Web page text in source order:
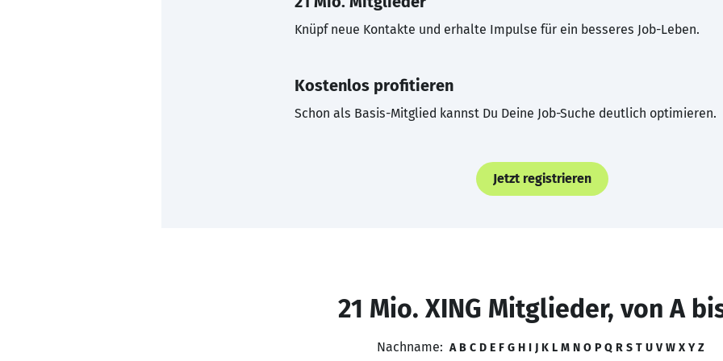
Knüpf neue Kontakte und erhalte Impulse für ein besseres Job-Leben.
Kostenlos profitieren
Schon als Basis-Mitglied kannst Du Deine Job-Suche deutlich optimieren.
Jetzt registrieren
21 Mio. XING Mitglieder, von A
Nachname: A B C D E F G H I J K L M N O P Q R S T U V W X Y Z